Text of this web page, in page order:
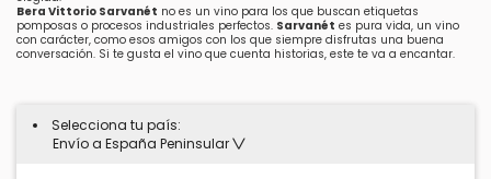
Bera Vittorio Sarvanét no es un vino para los que buscan etiquetas
pomposas o procesos industriales perfectos. Sarvanét es pura vida, un vino
con carácter, como esos amigos con los que siempre disfrutas una buena
conversación. Si te gusta el vino que cuenta historias, este te va a encantar.
Selecciona tu país:
Envío a España Peninsular